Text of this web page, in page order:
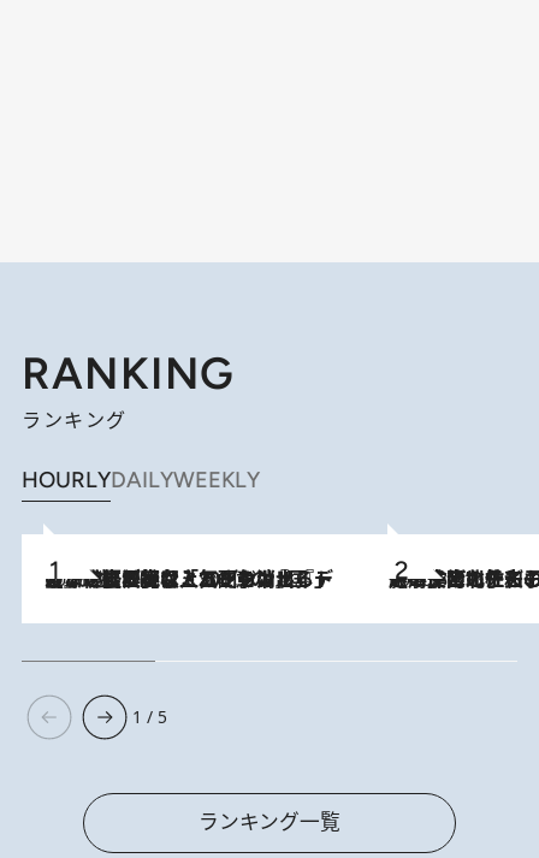
RANKING
ランキング
HOURLYDAILYWEEKLY
2026.8.5
【なぜ吉沢亮は「気配を消せる」のか？】興行収入208億の『国宝』を経て挑むミュージカル『ディア・エヴァン・ハンセン』。トップ俳優が舞台上でさらけ出した“孤独”とは 2026.8.3
《「文士の子ども被害者の会」発足！》阿川佐和子（72）が語る遠藤周作に北杜夫、劇作家・矢代静一の子どもたちの“文豪プライベート事件簿”
1 / 5
ランキング一覧